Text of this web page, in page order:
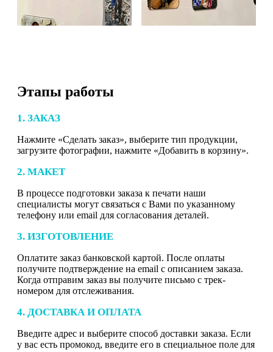
Этапы работы
1. ЗАКАЗ
Нажмите «Сделать заказ», выберите тип продукции,
загрузите фотографии, нажмите «Добавить в корзину».
2. МАКЕТ
В процессе подготовки заказа к печати наши
специалисты могут связаться с Вами по указанному
телефону или email для согласования деталей.
3. ИЗГОТОВЛЕНИЕ
Оплатите заказ банковской картой. После оплаты
получите подтверждение на email с описанием заказа.
Когда отправим заказ вы получите письмо с трек-
номером для отслеживания.
4. ДОСТАВКА И ОПЛАТА
Введите адрес и выберите способ доставки заказа. Если
у вас есть промокод, введите его в специальное поле для